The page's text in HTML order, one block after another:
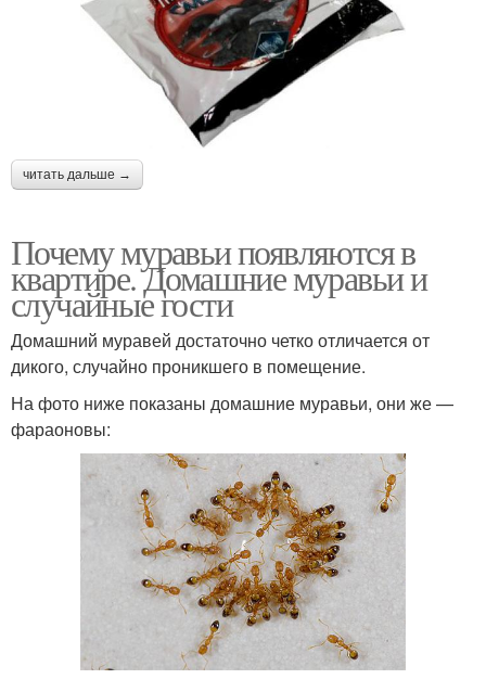
читать дальше →
Почему муравьи появляются в
квартире. Домашние муравьи и
случайные гости
Домашний муравей достаточно четко отличается от
дикого, случайно проникшего в помещение.
На фото ниже показаны домашние муравьи, они же —
фараоновы: